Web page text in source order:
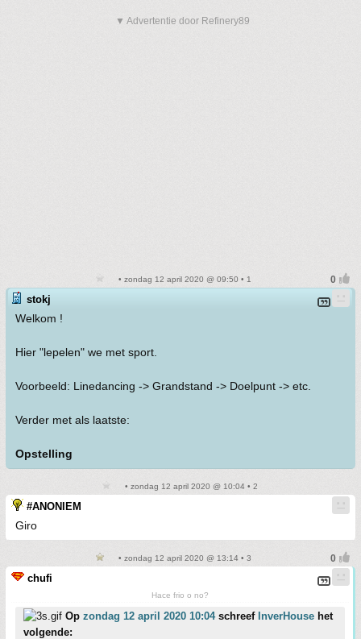
▼ Advertentie door Refinery89
• zondag 12 april 2020 @ 09:50 • 1
stokj
Welkom !
Hier "lepelen" we met sport.
Voorbeeld: Linedancing -> Grandstand -> Doelpunt -> etc.
Verder met als laatste:
Opstelling
• zondag 12 april 2020 @ 10:04 • 2
#ANONIEM
Giro
• zondag 12 april 2020 @ 13:14 • 3
chufi
Hace frio o no?
Op zondag 12 april 2020 10:04schreef InverHouse het
volgende: